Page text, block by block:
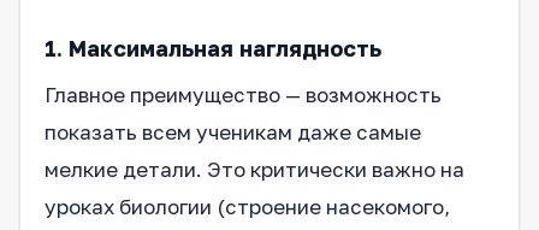
1. Максимальная наглядность
Главное преимущество — возможность
показать всем ученикам даже самые
мелкие детали. Это критически важно на
уроках биологии (строение насекомого,